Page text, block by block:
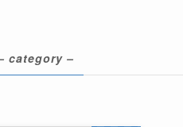
category –